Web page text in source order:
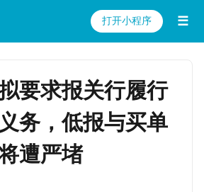
打开小程序 ☰
要求报关行履行
务，低报与买单
遭严堵